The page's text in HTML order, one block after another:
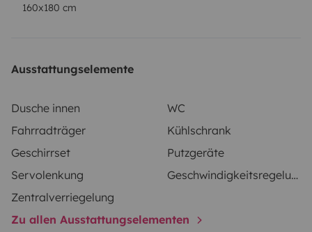
160x180 cm
Ausstattungselemente
Dusche innen
WC
Fahrradträger
Kühlschrank
Geschirrset
Putzgeräte
Servolenkung
Geschwindigkeitsregelung
Zentralverriegelung
Zu allen Ausstattungselementen